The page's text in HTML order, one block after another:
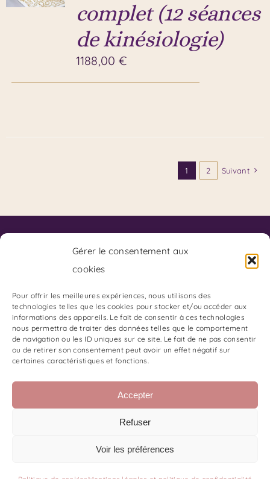
Gérer le consentement aux
cookies
Pour offrir les meilleures expériences, nous utilisons des
technologies telles que les cookies pour stocker et/ou accéder aux
informations des appareils. Le fait de consentir à ces technologies
nous permettra de traiter des données telles que le comportement
de navigation ou les ID uniques sur ce site. Le fait de ne pas consentir
ou de retirer son consentement peut avoir un effet négatif sur
certaines caractéristiques et fonctions.
Accepter
Refuser
Voir les préférences
complet (12 séances
de kinésiologie)
1188,00 €
1 2 Suivant
Code de Déontologie du Coaching
Charte de Déontologie des Arts Divinatoires:
Adresse du Cabinet :
85 Boulevard Charles Arnould
51100 REIMS
Gestion du Stress et des émotions
Les Oracles de Stéphanie B
Les Oracles de Stéphanie B
Retrouvez-moi sur TikTok